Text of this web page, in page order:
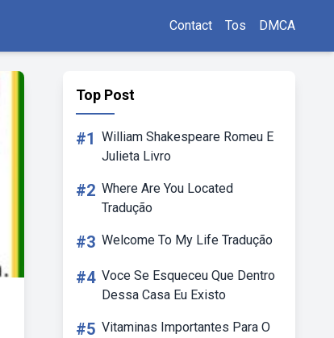
Contact Tos DMCA
Top Post
#1 William Shakespeare Romeu E
Julieta Livro
#2 Where Are You Located
Tradução
#3 Welcome To My Life Tradução
#4 Voce Se Esqueceu Que Dentro
Dessa Casa Eu Existo
#5 Vitaminas Importantes Para O